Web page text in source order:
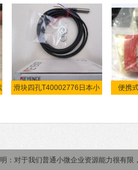
19XLSA/C伊
滑块四孔T40002776日本小
便携
：对于我们普通小微企业资源能力很有限